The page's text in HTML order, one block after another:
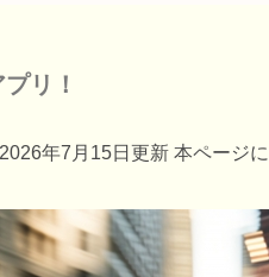
リ！
2026年7月15日更新 本ページ